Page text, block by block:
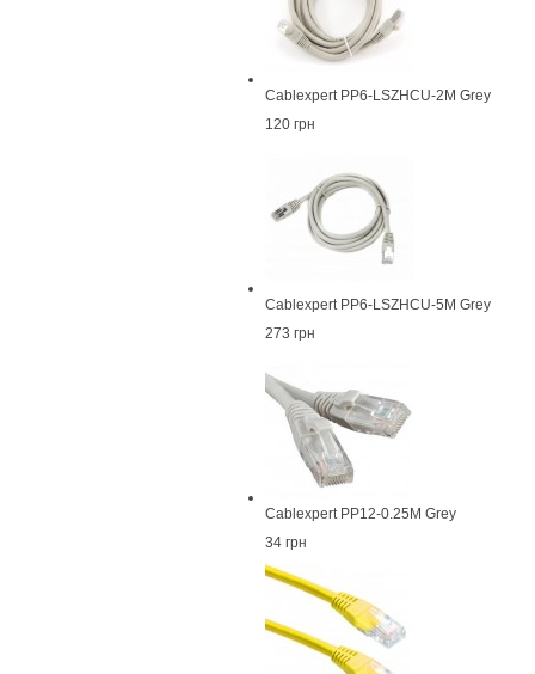
Cablexpert PP6-LSZHCU-2M Grey
120 грн
Cablexpert PP6-LSZHCU-5M Grey
273 грн
Cablexpert PP12-0.25M Grey
34 грн